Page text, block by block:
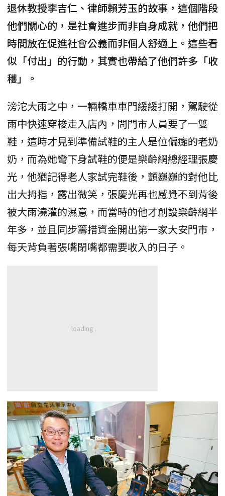
退休教授李吉仁、律師賴芳玉的故事，這個階段
他們關心的，是社會進步而非自身成就，他們把
時間放在促進社會公義而非個人舒適上。這些看
似「付出」的行動，其實也帶給了他們許多「收
穫」。
滂沱大雨之中，一輛轎車車門緩緩打開，駕駛從
雨中快速穿梭走入店內，問門市人員要了一雙
鞋，這時才見到準備試鞋的主人是位偏癱的老奶
奶，而為她彎下身試鞋的便是樂齡網總經理張慶
光，他猶記得老人家試完鞋後，顫巍巍的對他比
出大拇指，露出微笑，張慶光再也感覺不到背後
被大雨澆灌的濕意，而當時的他才創設樂齡網半
年多，並且同步籌措資金開出第一家大安門市，
每天背負著張嘴閉嘴都需要收入的日子。